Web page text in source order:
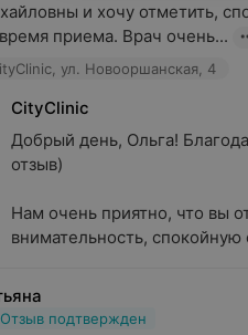
и хочу отметить,
приема. Врач очень...
ул. Новооршанская, 4
CityClinic
Добрый день, Ольга!
отзыв)
Нам очень приятно, что вы
внимательность, спокойную
Отзыв подтвержден